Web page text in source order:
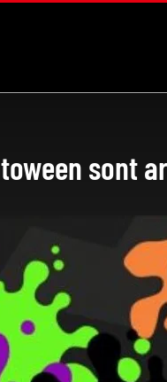
sont